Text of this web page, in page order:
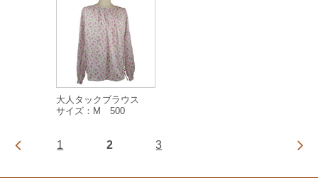
大人タックブラウス
サイズ：M 500
1 2 3